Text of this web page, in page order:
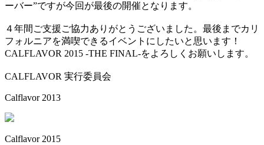
ーバー”ですが今回が最後の開催となります。
４年間ご支援ご協力ありがとうございました。最後までカリ
フォルニアを満喫できるイベントにしたいと思います！
CALFLAVOR 2015 -THE FINAL-をよろしくお願いします。
CALFLAVOR 実行委員会
Calflavor 2013
Calflavor 2015